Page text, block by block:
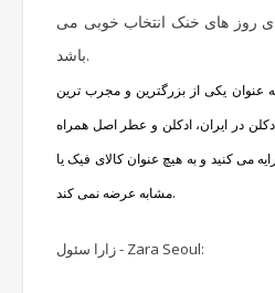
روز های خنک انتخاب خوبی می
باشد.
عنوان یکی از بزرگترین و مجرب ترین
در ایران، ادکلن و عطر اصل همراه
می کنید و به هیچ عنوان کالای فیک یا
مشابه عرضه نمی کند.
زارا سئول - Zara Seoul: